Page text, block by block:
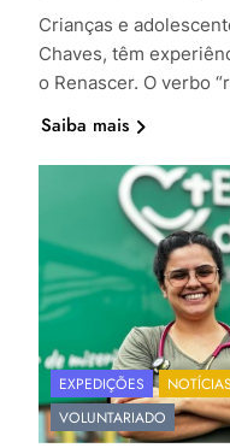
Crianças e
Chaves, têm
o Renascer. O verbo
Saiba mais
EXPEDIÇÕES NOTÍCIAS
VOLUNTARIADO